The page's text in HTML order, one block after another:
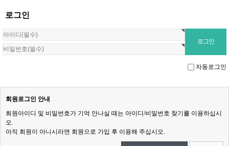
로그인
자동로그인
회원로그인 안내
회원아이디 및 비밀번호가 기억 안나실 때는 아이디/비밀번호 찾기를 이용하십시
오.
아직 회원이 아니시라면 회원으로 가입 후 이용해 주십시오.